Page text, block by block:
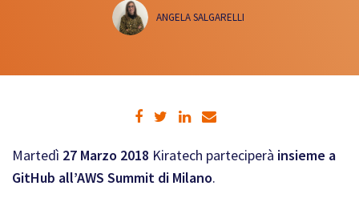
ANGELA SALGARELLI
Martedì 27 Marzo 2018 Kiratech parteciperà insieme a
GitHub all’AWS Summit di Milano.